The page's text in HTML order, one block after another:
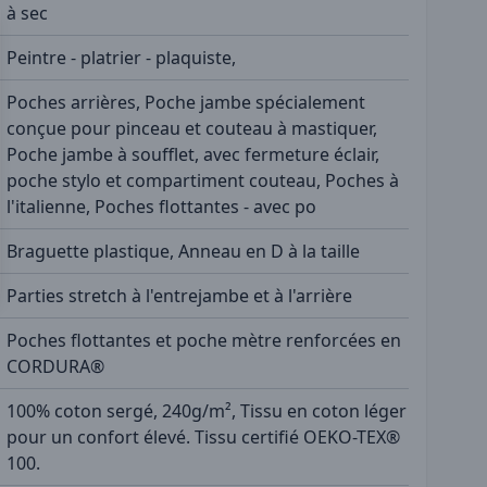
à sec
Peintre - platrier - plaquiste,
Poches arrières, Poche jambe spécialement
conçue pour pinceau et couteau à mastiquer,
Poche jambe à soufflet, avec fermeture éclair,
poche stylo et compartiment couteau, Poches à
l'italienne, Poches flottantes - avec po
Braguette plastique, Anneau en D à la taille
Parties stretch à l'entrejambe et à l'arrière
Poches flottantes et poche mètre renforcées en
CORDURA®
100% coton sergé, 240g/m², Tissu en coton léger
pour un confort élevé. Tissu certifié OEKO-TEX®
100.